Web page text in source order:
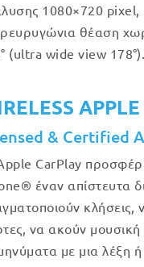
1080×720 pixel,
θέαση
(ultra wide view
& Certified
CarPlay
έναν απίστευτα
κλήσεις,
να ακούν
με μια λέξη